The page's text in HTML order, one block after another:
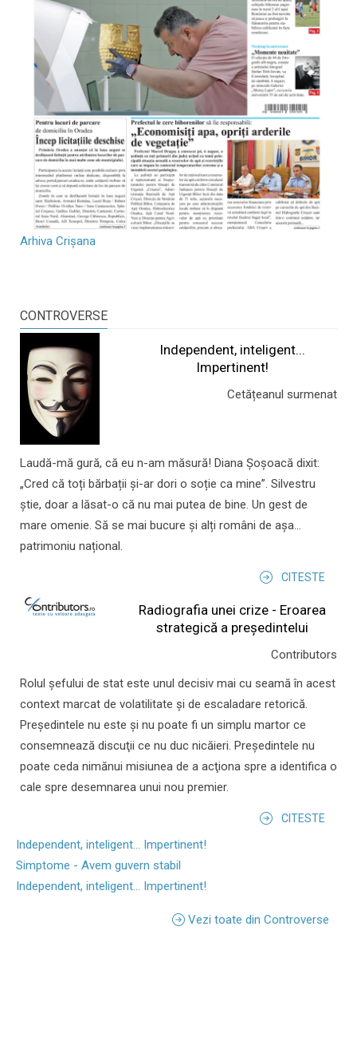
Arhiva Crișana
CONTROVERSE
Independent, inteligent...
Impertinent!
Cetățeanul surmenat
Laudă-mă gură, că eu n-am măsură! Diana Șoșoacă dixit:
„Cred că toți bărbații și-ar dori o soție ca mine”. Silvestru
știe, doar a lăsat-o că nu mai putea de bine. Un gest de
mare omenie. Să se mai bucure și alți români de așa...
patrimoniu național.
CITESTE
Radiografia unei crize - Eroarea
strategică a președintelui
Contributors
Rolul şefului de stat este unul decisiv mai cu seamă în acest
context marcat de volatilitate şi de escaladare retorică.
Preşedintele nu este şi nu poate fi un simplu martor ce
consemnează discuţii ce nu duc nicăieri. Preşedintele nu
poate ceda nimănui misiunea de a acţiona spre a identifica o
cale spre desemnarea unui nou premier.
CITESTE
Independent, inteligent... Impertinent!
Simptome - Avem guvern stabil
Independent, inteligent... Impertinent!
Vezi toate din Controverse